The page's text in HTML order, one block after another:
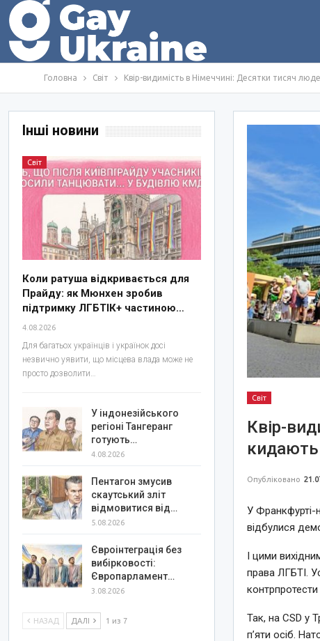
Головна Світ Квір-видимість в Німеччині: Десятки тисяч
Світ
Квір-
Опубліковано
У Франкфурті-
відбулися
І цими
права ЛГБТІ.
Так, на CSD у
п’яти осіб.
Інші новини
Світ
Коли ратуша відкривається для
Прайду: як Мюнхен зробив
підтримку ЛГБТІК+ частиною…
4.08.2026
Для багатьох українців і українок досі
незвично уявити, що місцева влада може не
просто дозволити…
У індонезійського
регіоні Тангеранг
готують…
4.08.2026
Пентагон змусив
скаутський зліт
відмовитися від…
5.08.2026
Євроінтеграція без
вибірковості:
Європарламент…
3.08.2026
НАЗАД ДАЛІ 1 из 7